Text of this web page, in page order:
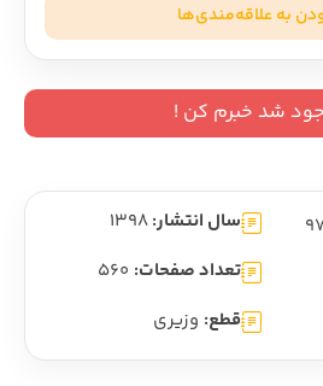
به علاقه‌مندی‌ها
شد خبرم کن !
سال انتشار: 1398
تعداد صفحات: 560
قطع: وزیری